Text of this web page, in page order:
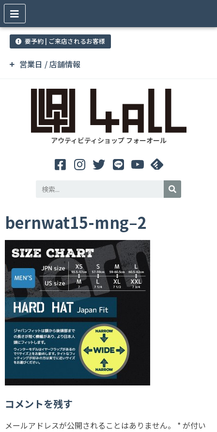
営業日 / 店舗情報
要予約 | ご来店されるお客様
アウティビティショップ フォーオール
bernwat15-mng–2
コメントを残す
メールアドレスが公開されることはありません。 *が付い